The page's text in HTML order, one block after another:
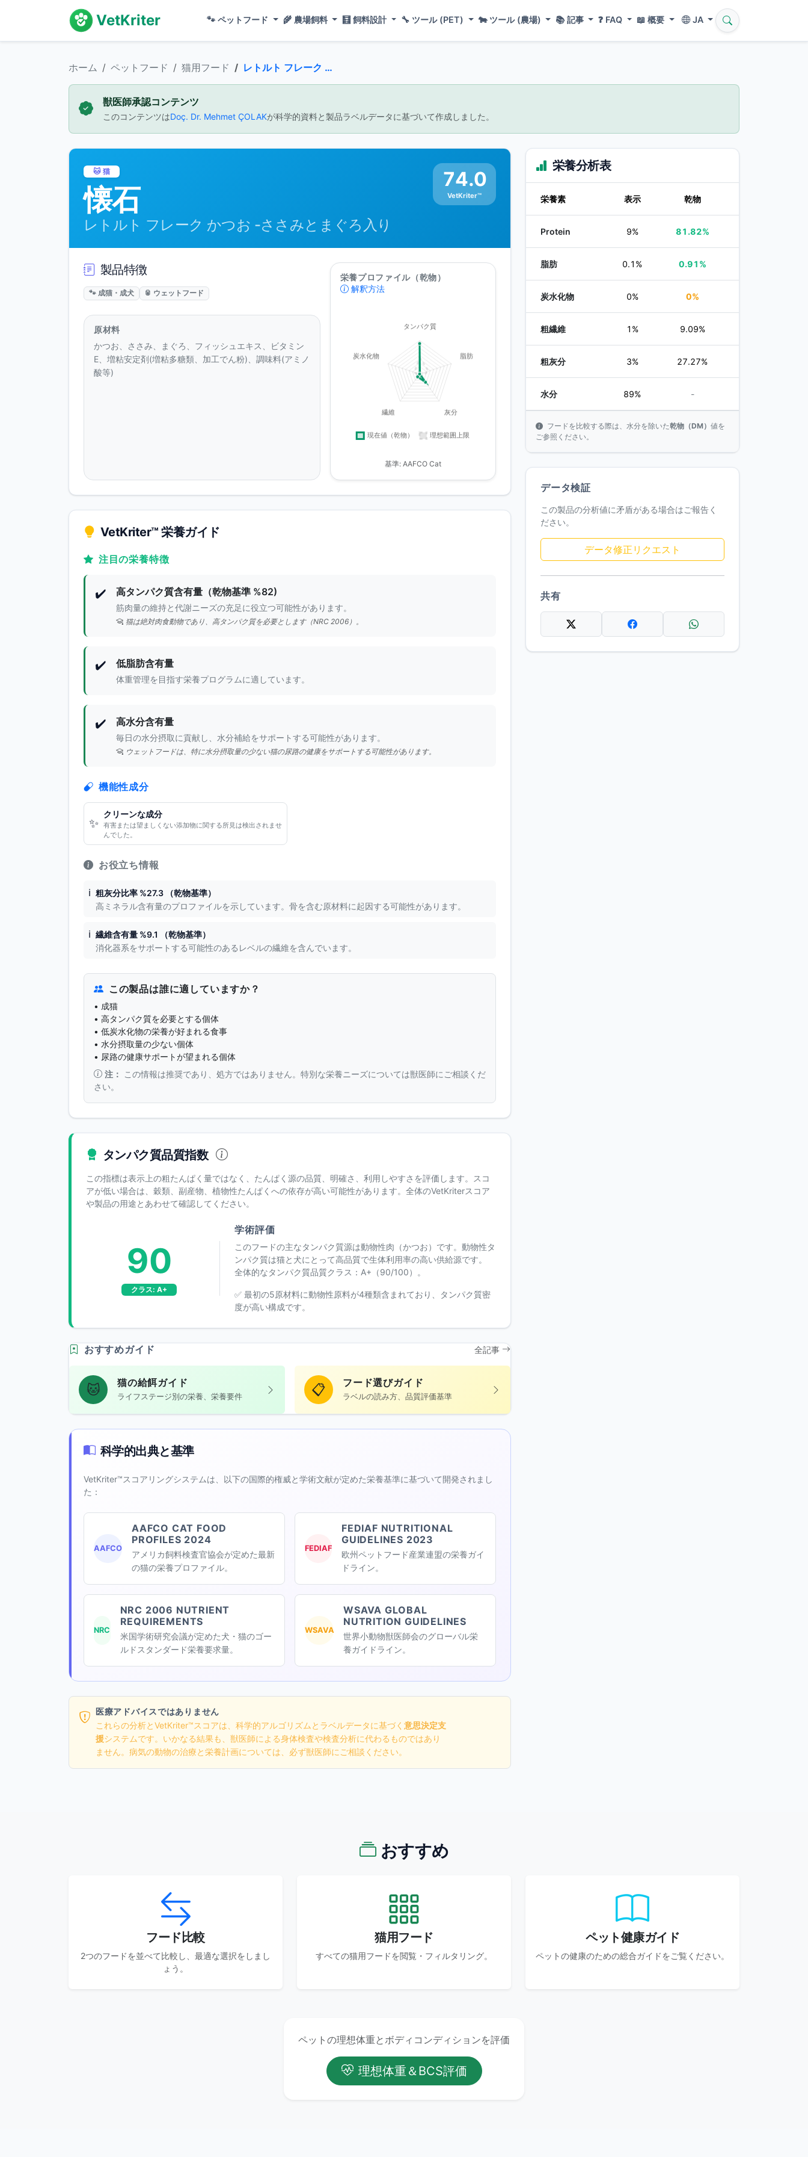
VetKriter 🐾 ペットフード 🌾 農場飼料 🧮 飼料設計 🔧 ツール (PET) 🐄 ツール (農場) 📚 記事 ❓ FAQ 📖 概要 JA
ホーム ペットフード 猫用フード レトルト フレーク かつお -ささみとまぐろ入り
獣医師承認コンテンツ
このコンテンツはDoç. Dr. Mehmet ÇOLAKが科学的資料と製品ラベルデータに基づいて作成しました。
栄養分析表
栄養素 表示 乾物
Protein 9% 81.82%
脂肪 0.1% 0.91%
炭水化物 0% 0%
粗繊維 1% 9.09%
粗灰分 3% 27.27%
水分 89% -
フードを比較する際は、水分を除いた乾物（DM） 値を
ご参照ください。
データ検証
この製品の分析値に矛盾がある場合はご報告く
ださい。
データ修正リクエスト
共有
🐱 猫
懐石
レトルト フレーク かつお -ささみとまぐろ入り
74.0
VetKriter™
製品特徴
🐾 成猫・成犬 🥫 ウェットフード
原材料
かつお、ささみ、まぐろ、フィッシュエキス、ビタミン
E、増粘安定剤(増粘多糖類、加工でん粉)、調味料(アミノ
酸等)
栄養プロファイル（乾物）
解釈方法
基準: AAFCO Cat
VetKriter™ 栄養ガイド
注目の栄養特徴
✔️ 高タンパク質含有量（乾物基準 %82)
筋肉量の維持と代謝ニーズの充足に役立つ可能性があります。
猫は絶対肉食動物であり、高タンパク質を必要とします（NRC 2006）。
✔️ 低脂肪含有量
体重管理を目指す栄養プログラムに適しています。
✔️ 高水分含有量
毎日の水分摂取に貢献し、水分補給をサポートする可能性があります。
ウェットフードは、特に水分摂取量の少ない猫の尿路の健康をサポートする可能性があります。
機能性成分
✨
クリーンな成分
有害または望ましくない添加物に関する所見は検出されませ
んでした。
お役立ち情報
ℹ️ 粗灰分比率 %27.3 （乾物基準）
高ミネラル含有量のプロファイルを示しています。骨を含む原材料に起因する可能性があります。
ℹ️ 繊維含有量 %9.1 （乾物基準）
消化器系をサポートする可能性のあるレベルの繊維を含んでいます。
この製品は誰に適していますか？
• 成猫
• 高タンパク質を必要とする個体
• 低炭水化物の栄養が好まれる食事
• 水分摂取量の少ない個体
• 尿路の健康サポートが望まれる個体
注：
この情報は推奨であり、処方ではありません。特別な栄養ニーズについては獣医師にご相談くだ
さい。
タンパク質品質指数
この指標は表示上の粗たんぱく量ではなく、たんぱく源の品質、明確さ、利用しやすさを評価します。スコ
アが低い場合は、穀類、副産物、植物性たんぱくへの依存が高い可能性があります。全体のVetKriterスコア
や製品の用途とあわせて確認してください。
90
クラス: A+
学術評価
このフードの主なタンパク質源は動物性肉（かつお）です。動物性タ
ンパク質は猫と犬にとって高品質で生体利用率の高い供給源です。
全体的なタンパク質品質クラス：A+（90/100）。
✅ 最初の5原材料に動物性原料が4種類含まれており、タンパク質密
度が高い構成です。
おすすめガイド 全記事
🐱 猫の給餌ガイド
ライフステージ別の栄養、栄養要件 📋 フード選びガイド
ラベルの読み方、品質評価基準
科学的出典と基準
VetKriter™スコアリングシステムは、以下の国際的権威と学術文献が定めた栄養基準に基づいて開発されまし
た：
AAFCO
AAFCO CAT FOOD
PROFILES 2024
アメリカ飼料検査官協会が定めた最新
の猫の栄養プロファイル。
FEDIAF
FEDIAF NUTRITIONAL
GUIDELINES 2023
欧州ペットフード産業連盟の栄養ガイ
ドライン。
NRC
NRC 2006 NUTRIENT
REQUIREMENTS
米国学術研究会議が定めた犬・猫のゴー
ルドスタンダード栄養要求量。
WSAVA
WSAVA GLOBAL
NUTRITION GUIDELINES
世界小動物獣医師会のグローバル栄
養ガイドライン。
医療アドバイスではありません
これらの分析とVetKriter™スコアは、科学的アルゴリズムとラベルデータに基づく 意思決定支
援システムです。いかなる結果も、獣医師による身体検査や検査分析に代わるものではあり
ません。病気の動物の治療と栄養計画については、必ず獣医師にご相談ください。
おすすめ
フード比較
2つのフードを並べて比較し、最適な選択をしまし
ょう。
猫用フード
すべての猫用フードを閲覧・フィルタリング。
ペット健康ガイド
ペットの健康のための総合ガイドをご覧ください。
ペットの理想体重とボディコンディションを評価
理想体重＆BCS評価